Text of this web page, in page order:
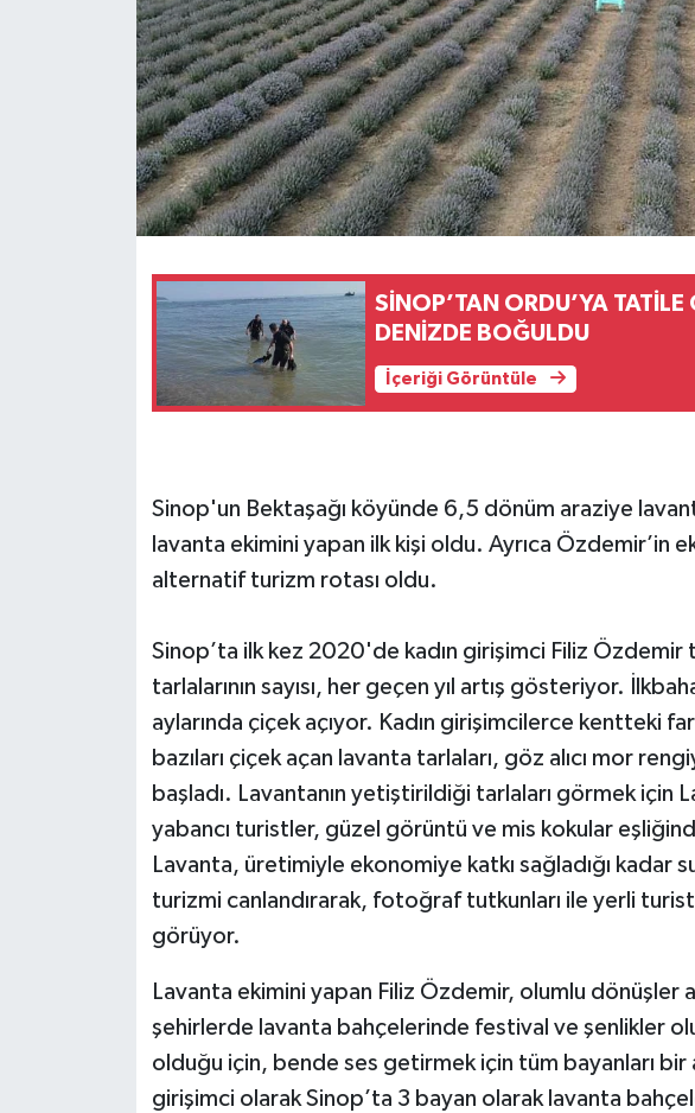
SİNOP’TAN ORDU’YA
DENİZDE BOĞULDU
İçeriği Görüntüle
Sinop'un Bektaşağı köyünde 6,5 dönüm araziye
lavanta ekimini yapan ilk kişi oldu. Ayrıca Özdemir’in
alternatif turizm rotası oldu.
Sinop’ta ilk kez 2020'de kadın girişimci Filiz Özdemir
tarlalarının sayısı, her geçen yıl artış gösteriyor.
aylarında çiçek açıyor. Kadın girişimcilerce kentteki
bazıları çiçek açan lavanta tarlaları, göz alıcı mor
başladı. Lavantanın yetiştirildiği tarlaları görmek için
yabancı turistler, güzel görüntü ve mis kokular
Lavanta, üretimiyle ekonomiye katkı sağladığı kadar
turizmi canlandırarak, fotoğraf tutkunları ile yerli
görüyor.
Lavanta ekimini yapan Filiz Özdemir, olumlu dönüşler
şehirlerde lavanta bahçelerinde festival ve şenlikler
olduğu için, bende ses getirmek için tüm bayanları
girişimci olarak Sinop’ta 3 bayan olarak lavanta